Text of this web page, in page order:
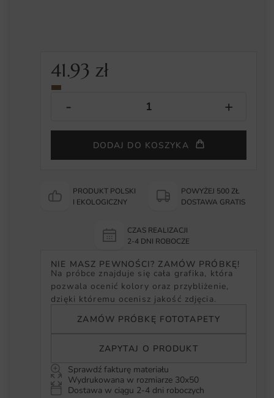
41.93zł
DODAJ DO KOSZYKA
PRODUKT POLSKI
I EKOLOGICZNY
POWYŻEJ 500 ZŁ
DOSTAWA GRATIS
CZAS REALIZACJI
2-4 DNI ROBOCZE
NIE MASZ PEWNOŚCI? ZAMÓW PRÓBKĘ!
Na próbce znajduje się cała grafika, która
pozwala ocenić kolory oraz przybliżenie,
dzięki któremu ocenisz jakość zdjęcia.
ZAMÓW PRÓBKĘ FOTOTAPETY
ZAPYTAJ O PRODUKT
Sprawdź fakturę materiału
Wydrukowana w rozmiarze 30x50
Dostawa w ciągu 2-4 dni roboczych